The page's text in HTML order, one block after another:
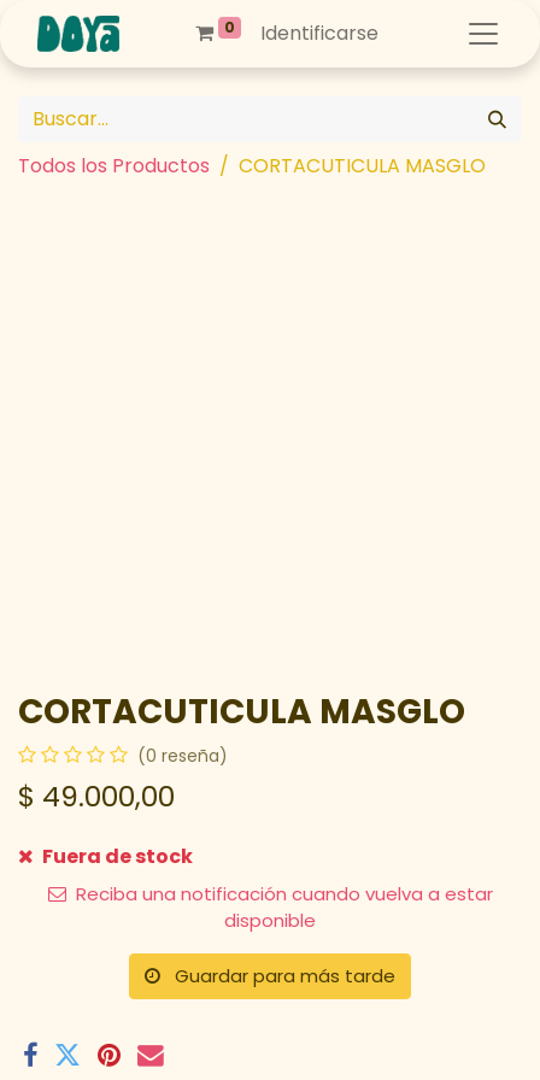
0 Identificarse
Todos los Productos CORTACUTICULA MASGLO
CORTACUTICULA MASGLO
(0 reseña)
$ 49.000,00
Fuera de stock
Reciba una notificación cuando vuelva a estar
disponible
Guardar para más tarde